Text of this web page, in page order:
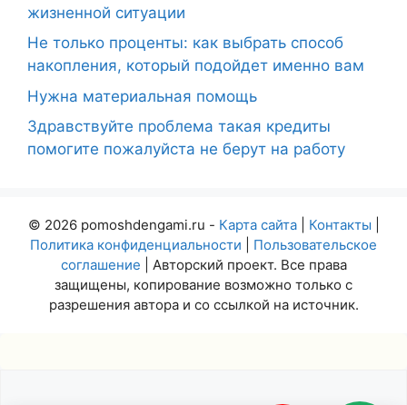
жизненной ситуации
Не только проценты: как выбрать способ
накопления, который подойдет именно вам
Нужна материальная помощь
Здравствуйте проблема такая кредиты
помогите пожалуйста не берут на работу
© 2026 pomoshdengami.ru - Карта сайта| Контакты
Политика конфиденциальности
Пользовательское
соглашение | Авторский проект. Все права
защищены, копирование возможно только с
разрешения автора и со ссылкой на источник.